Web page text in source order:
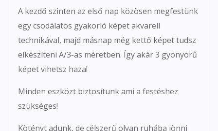
A kezdő szinten az első nap közösen megfestünk
egy csodálatos gyakorló képet akvarell
technikával, majd másnap még kettő képet tudsz
elkészíteni A/3-as méretben. Így akár 3 gyönyörű
képet vihetsz haza!
Minden eszközt biztosítunk ami a festéshez
szükséges!
Kötényt adunk, de célszerű olyan ruhába jönni